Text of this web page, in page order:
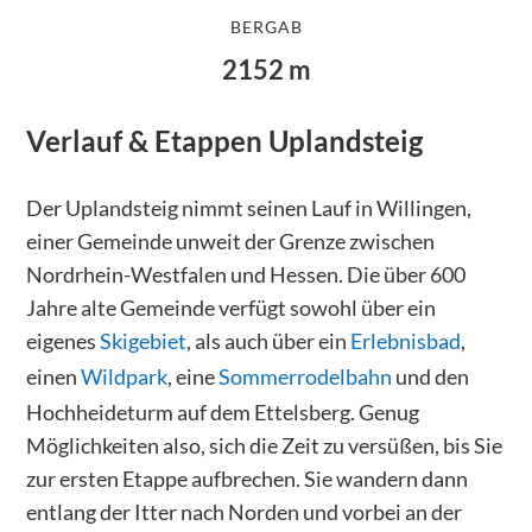
BERGAB
2152 m
Verlauf & Etappen Uplandsteig
Der Uplandsteig nimmt seinen Lauf in Willingen,
einer Gemeinde unweit der Grenze zwischen
Nordrhein-Westfalen und Hessen. Die über 600
Jahre alte Gemeinde verfügt sowohl über ein
eigenesSkigebiet, als auch über ein Erlebnisbad,
einenWildpark, eineSommerrodelbahn und den
Hochheideturm auf dem Ettelsberg. Genug
Möglichkeiten also, sich die Zeit zu versüßen, bis Sie
zur ersten Etappe aufbrechen. Sie wandern dann
entlang der Itter nach Norden und vorbei an der